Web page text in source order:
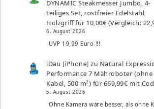
DYNAMIC Steakmesser Jumbo, 4-
teiliges Set, rostfreier Edelstahl,
Holzgriff für 10,00€ (Vergleich:
6. August 2026
UVP 19,99 Euro !!!
iDau [iPhone] zu Natural
Performance 7 Mähroboter (ohne
Kabel, 500 m²) für 669,99€ mit
5. August 2026
Ohne Kamera wäre besser, als ohne